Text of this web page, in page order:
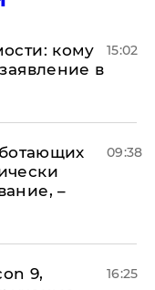
кому
в
15:02
–
09:38
9,
16:25